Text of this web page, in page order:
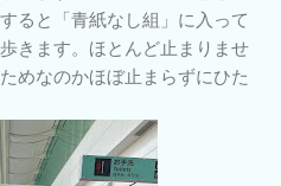
ると「青紙なし組」に入って
きます。ほとんど止まりませ
めなのかほぼ止まらずにひた